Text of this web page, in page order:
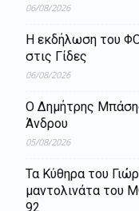
06/08/2026
Η εκδήλωση του
στις Γίδες
06/08/2026
Ο Δημήτρης
Άνδρου
05/08/2026
Τα Κύθηρα του
μαντολινάτα του
92